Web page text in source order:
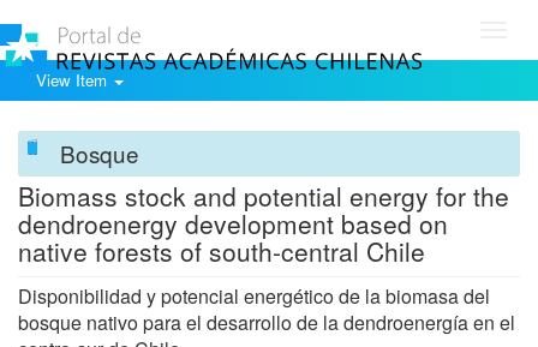
View Item
Bosque
Biomass stock and potential energy for the
dendroenergy development based on
native forests of south-central Chile
Disponibilidad y potencial energético de la biomasa del
bosque nativo para el desarrollo de la dendroenergía en el